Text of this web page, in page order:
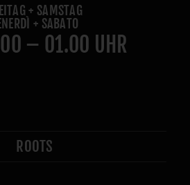
+ SAMSTAG
+ SABATO
– 01.00 UHR
ROOTS